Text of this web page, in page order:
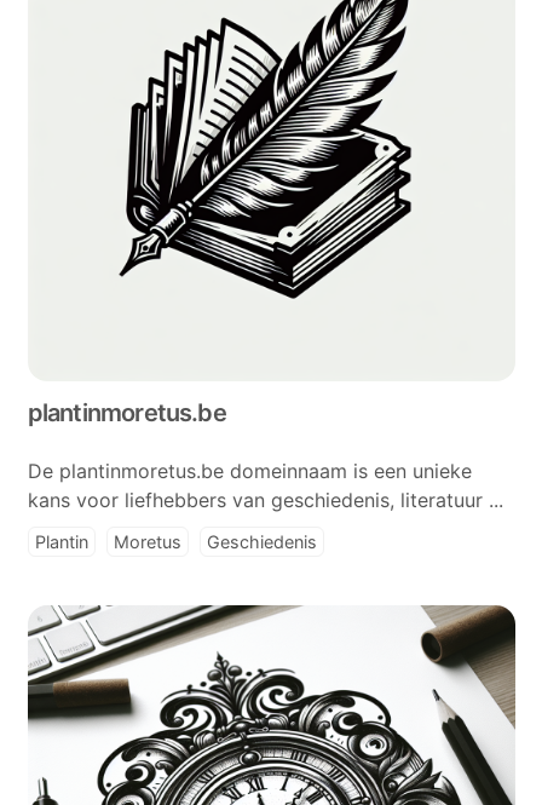
plantinmoretus.be
De plantinmoretus.be domeinnaam is een unieke
kans voor liefhebbers van geschiedenis, literatuur ...
Plantin Moretus Geschiedenis